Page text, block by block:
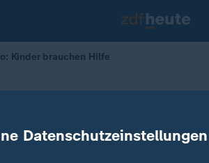
Kinder brauchen Hilfe
im Kongo
Datenschutzeinstellungen